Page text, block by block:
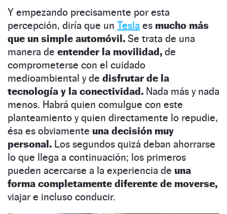
Y empezando precisamente por esta
percepción, diría que un Tesla es mucho más
que un simple automóvil. Se trata de una
manera de entender la movilidad, de
comprometerse con el cuidado
medioambiental y de disfrutar de la
tecnología y la conectividad. Nada más y nada
menos. Habrá quien comulgue con este
planteamiento y quien directamente lo repudie,
ésa es obviamente una decisión muy
personal. Los segundos quizá deban ahorrarse
lo que llega a continuación; los primeros
pueden acercarse a la experiencia de una
forma completamente diferente de moverse,
viajar e incluso conducir.